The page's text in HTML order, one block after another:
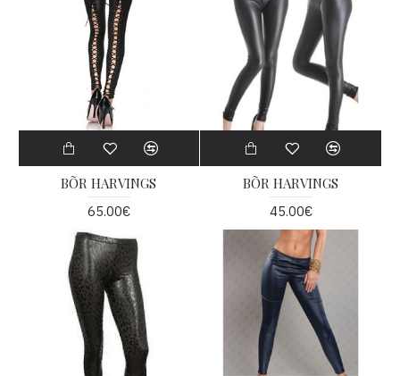
BÕR HARVINGS
65.00€
BÕR HARVINGS
45.00€